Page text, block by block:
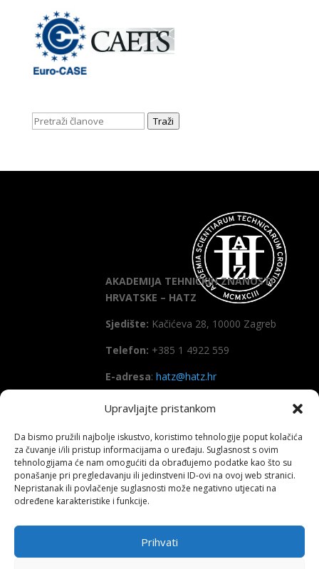
Upravljajte pristankom
Da bismo pružili najbolje iskustvo, koristimo tehnologije poput kolačića
za čuvanje i/ili pristup informacijama o uređaju. Suglasnost s ovim
tehnologijama će nam omogućiti da obrađujemo podatke kao što su
ponašanje pri pregledavanju ili jedinstveni ID-ovi na ovoj web stranici.
Nepristanak ili povlačenje suglasnosti može negativno utjecati na
određene karakteristike i funkcije.
Prihvati
Traži
AKADEMIJA TEHNIČKIH ZNANOSTI
HRVATSKE – HATZ
Sjedište: Kačićeva 28, 10000 Zagreb
Telefon: +385 1 4922 559
E-adresa: hatz@hatz.hr
OIB: 89465386965
IBAN HR7923600001101573628
(Zagrebačka banka d.d)
SWIFT: ZABAHR2X
Copyright All right reserved HATZ – 2026